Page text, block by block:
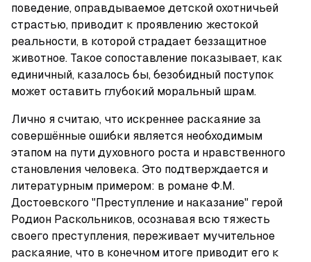
поведение, оправдываемое детской охотничьей
страстью, приводит к проявлению жестокой
реальности, в которой страдает беззащитное
животное. Такое сопоставление показывает, как
единичный, казалось бы, безобидный поступок
может оставить глубокий моральный шрам.
Лично я считаю, что искреннее раскаяние за
совершённые ошибки является необходимым
этапом на пути духовного роста и нравственного
становления человека. Это подтверждается и
литературным примером: в романе Ф.М.
Достоевского "Преступление и наказание" герой
Родион Раскольников, осознавая всю тяжесть
своего преступления, переживает мучительное
раскаяние, что в конечном итоге приводит его к